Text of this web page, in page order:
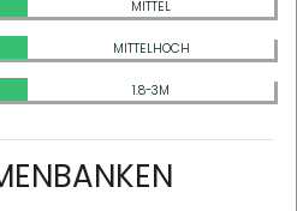
MITTEL
MITTELHOCH
1.8-3M